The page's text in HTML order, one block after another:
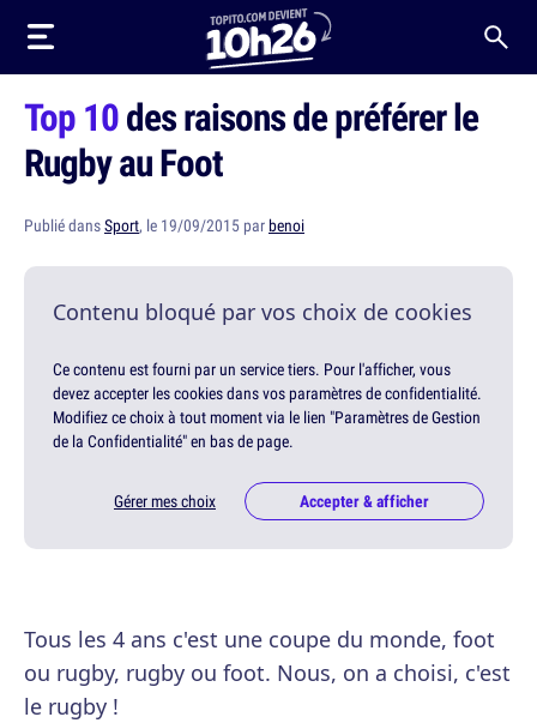
Top 10des raisons de préférer le
Rugby au Foot
Publié dansSport, le 19/09/2015 parbenoi
Contenu bloqué par vos choix de cookies
Ce contenu est fourni par un service tiers. Pour l'afficher, vous
devez accepter les cookies dans vos paramètres de confidentialité.
Modifiez ce choix à tout moment via le lien "Paramètres de Gestion
de la Confidentialité" en bas de page.
Gérer mes choix Accepter & afficher
Tous les 4 ans c'est une coupe du monde, foot
ou rugby, rugby ou foot. Nous, on a choisi, c'est
le rugby !